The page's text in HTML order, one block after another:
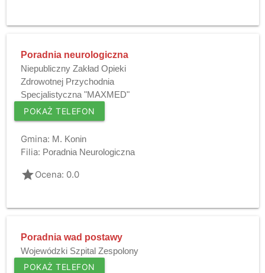
Poradnia neurologiczna
Niepubliczny Zakład Opieki
Zdrowotnej Przychodnia
Specjalistyczna "MAXMED"
POKAŻ TELEFON
Gmina: M. Konin
Filia: Poradnia Neurologiczna
gradeOcena: 0.0
Poradnia wad postawy
Wojewódzki Szpital Zespolony
POKAŻ TELEFON